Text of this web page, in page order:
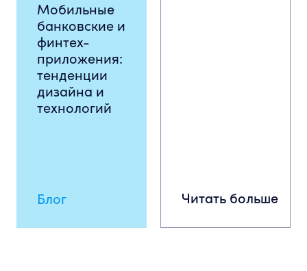
Мобильные
банковские и
финтех-
приложения:
тенденции
дизайна и
технологий
Блог Читать больше